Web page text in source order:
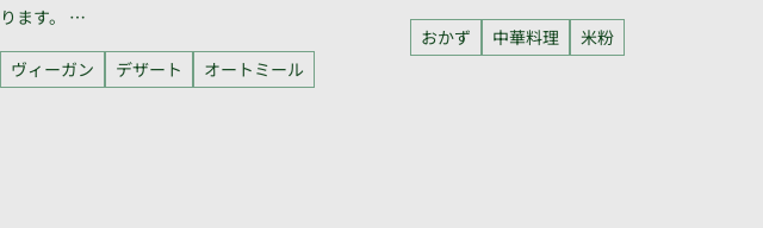
ります。 …
ヴィーガン デザート オートミール
おかず 中華料理 米粉